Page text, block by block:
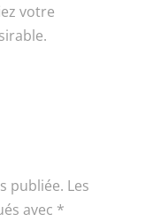
votre
publiée. Les
avec *